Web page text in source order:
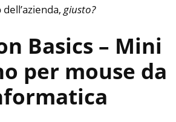
giusto?
Basics – Mini
per mouse da